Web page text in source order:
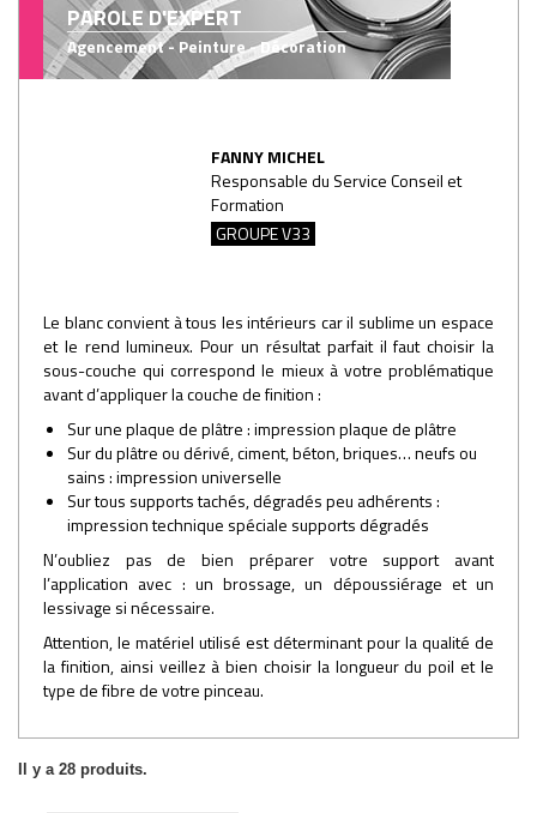
PAROLE D'EXPERT
Agencement - Peinture - Décoration
FANNY MICHEL
Responsable du Service Conseil et
Formation
GROUPE V33
Le blanc convient à tous les intérieurs car il sublime un espace
et le rend lumineux. Pour un résultat parfait il faut choisir la
sous-couche qui correspond le mieux à votre problématique
avant d’appliquer la couche de finition :
Sur une plaque de plâtre : impression plaque de plâtre
Sur du plâtre ou dérivé, ciment, béton, briques… neufs ou
sains : impression universelle
Sur tous supports tachés, dégradés peu adhérents :
impression technique spéciale supports dégradés
N’oubliez pas de bien préparer votre support avant
l’application avec : un brossage, un dépoussiérage et un
lessivage si nécessaire.
Attention, le matériel utilisé est déterminant pour la qualité de
la finition, ainsi veillez à bien choisir la longueur du poil et le
type de fibre de votre pinceau.
Il y a 28 produits.